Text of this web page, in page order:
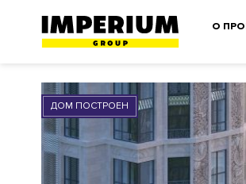
О
ДОМ ПОСТРОЕН